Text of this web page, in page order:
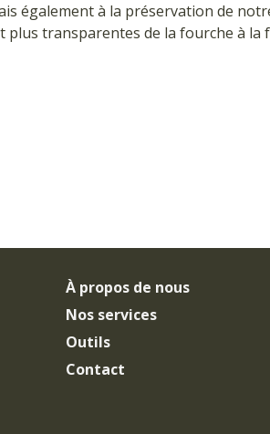
également à la préservation de
transparentes de la fourche à la
À propos de nous
Nos services
Outils
Contact